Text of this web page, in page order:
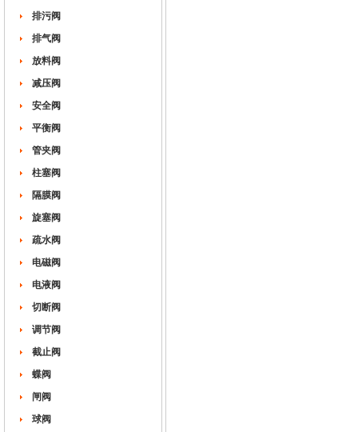
排污阀
排气阀
放料阀
减压阀
安全阀
平衡阀
管夹阀
柱塞阀
隔膜阀
旋塞阀
疏水阀
电磁阀
电液阀
切断阀
调节阀
截止阀
蝶阀
闸阀
球阀